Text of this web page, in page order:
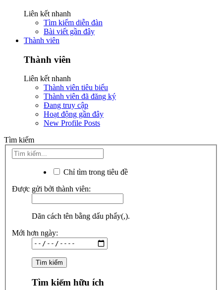
Liên kết nhanh
Tìm kiếm diễn đàn
Bài viết gần đây
Thành viên
Thành viên
Liên kết nhanh
Thành viên tiêu biểu
Thành viên đã đăng ký
Đang truy cập
Hoạt động gần đây
New Profile Posts
Tìm kiếm
Chỉ tìm trong tiêu đề
Được gửi bởi thành viên:
Dãn cách tên bằng dấu phẩy(,).
Mới hơn ngày:
Tìm kiếm hữu ích